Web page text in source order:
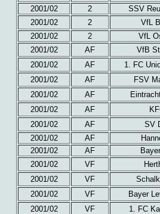
2001/02
2
SSV
2001/02
2
VfL
2001/02
2
VfL
2001/02
AF
VfB
2001/02
AF
1. FC
2001/02
AF
FSV
2001/02
AF
2001/02
AF
2001/02
AF
SV
2001/02
AF
2001/02
AF
2001/02
VF
2001/02
VF
2001/02
VF
Bayer
2001/02
VF
1. FC